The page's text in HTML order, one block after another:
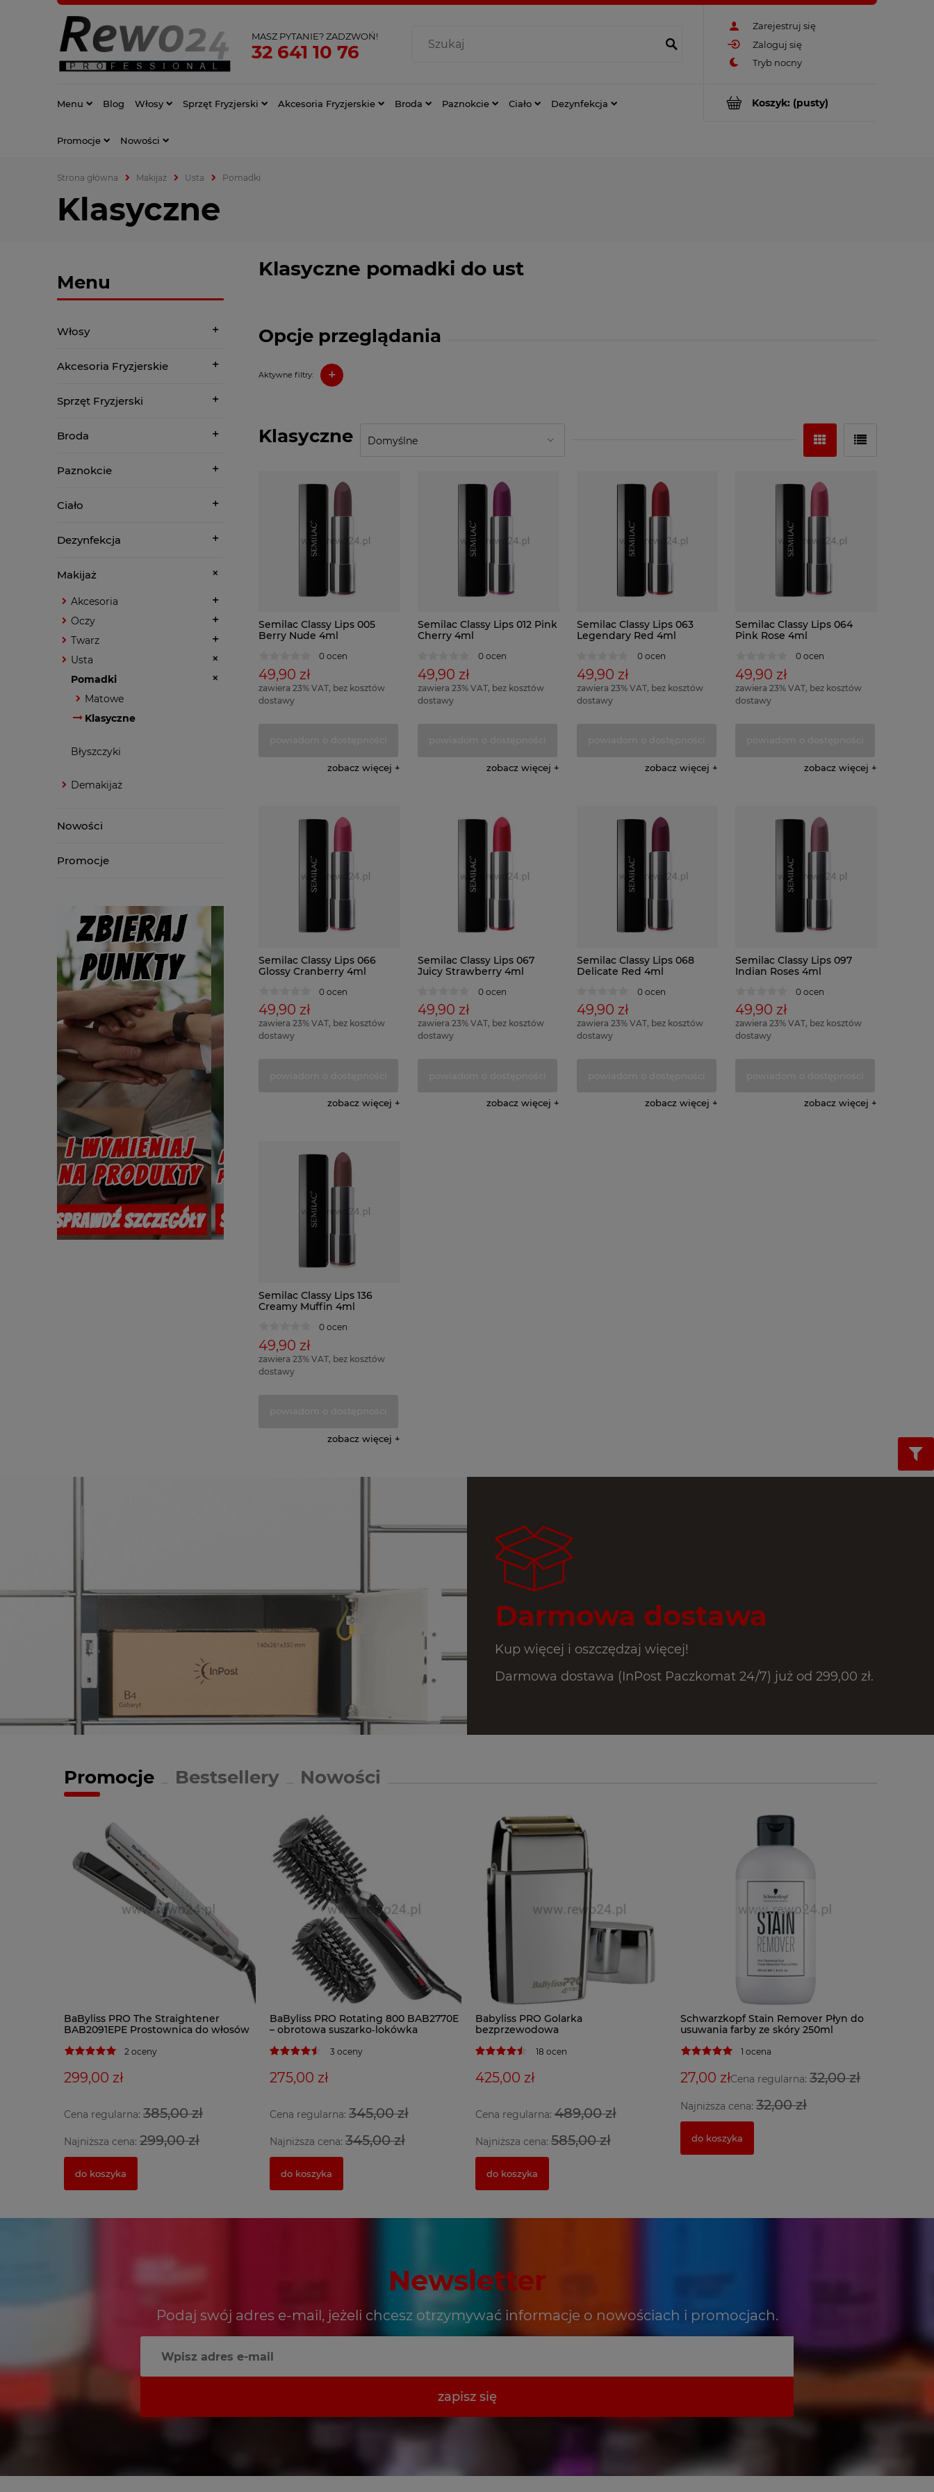
Zarejestruj się
Zaloguj się
MASZ PYTANIE? ZADZWOŃ!
32 641 10 76
Koszyk: (pusty)
Menu Blog Włosy Sprzęt Fryzjerski Akcesoria Fryzjerskie Broda Paznokcie Ciało Dezynfekcja
Promocje Nowości
Strona główna Makijaż Usta Pomadki
Klasyczne
Menu
Włosy
Akcesoria Fryzjerskie
Sprzęt Fryzjerski
Broda
Paznokcie
Ciało
Dezynfekcja
Makijaż
Akcesoria
Oczy
Twarz
Usta
Pomadki
Matowe
Klasyczne
Błyszczyki
Demakijaż
Nowości
Promocje
Opcje przeglądania
Aktywne filtry: +
Klasyczne pomadki do ust
Klasyczne
Semilac Classy Lips 005
Berry Nude 4ml
0 ocen
49,90 zł
zawiera 23% VAT, bez kosztów
dostawy
zobacz więcej
Semilac Classy Lips 012 Pink
Cherry 4ml
0 ocen
49,90 zł
zawiera 23% VAT, bez kosztów
dostawy
zobacz więcej
Semilac Classy Lips 063
Legendary Red 4ml
0 ocen
49,90 zł
zawiera 23% VAT, bez kosztów
dostawy
zobacz więcej
Semilac Classy Lips 064
Pink Rose 4ml
0 ocen
49,90 zł
zawiera 23% VAT, bez kosztów
dostawy
zobacz więcej
Semilac Classy Lips 066
Glossy Cranberry 4ml
0 ocen
49,90 zł
zawiera 23% VAT, bez kosztów
dostawy
zobacz więcej
Semilac Classy Lips 067
Juicy Strawberry 4ml
0 ocen
49,90 zł
zawiera 23% VAT, bez kosztów
dostawy
zobacz więcej
Semilac Classy Lips 068
Delicate Red 4ml
0 ocen
49,90 zł
zawiera 23% VAT, bez kosztów
dostawy
zobacz więcej
Semilac Classy Lips 097
Indian Roses 4ml
0 ocen
49,90 zł
zawiera 23% VAT, bez kosztów
dostawy
zobacz więcej
Semilac Classy Lips 136
Creamy Muffin 4ml
0 ocen
49,90 zł
zawiera 23% VAT, bez kosztów
dostawy
zobacz więcej
Darmowa dostawa
Kup więcej i oszczędzaj więcej!
Darmowa dostawa (InPost Paczkomat 24/7) już od 299,00 zł.
Promocje Nowości
Bestsellery
BaByliss PRO The Straightener
BAB2091EPE Prostownica do włosów
2 oceny
299,00 zł
Cena regularna: 385,00 zł
Najniższa cena: 299,00 zł
do koszyka
BaByliss PRO Rotating 800 BAB2770E
– obrotowa suszarko‑lokówka
3 oceny
275,00 zł
Cena regularna: 345,00 zł
Najniższa cena: 345,00 zł
do koszyka
Babyliss PRO Golarka
bezprzewodowa
18 ocen
425,00 zł
Cena regularna:489,00 zł
Najniższa cena:585,00 zł
do koszyka
Schwarzkopf Stain Remover Płyn do
usuwania farby ze skóry 250ml
1 ocena
27,00 złCena regularna:32,00 zł
Najniższa cena:32,00 zł
do koszyka
Newsletter
Podaj swój adres e-mail, jeżeli chcesz otrzymywać informacje o nowościach i promocjach.
zapisz się